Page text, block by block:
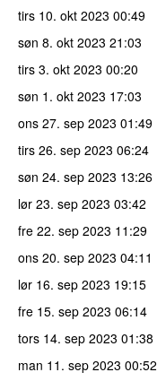
tirs 10. okt 2023 00:49
søn 8. okt 2023 21:03
tirs 3. okt 2023 00:20
søn 1. okt 2023 17:03
ons 27. sep 2023 01:49
tirs 26. sep 2023 06:24
søn 24. sep 2023 13:26
lør 23. sep 2023 03:42
fre 22. sep 2023 11:29
ons 20. sep 2023 04:11
lør 16. sep 2023 19:15
fre 15. sep 2023 06:14
tors 14. sep 2023 01:38
man 11. sep 2023 00:52